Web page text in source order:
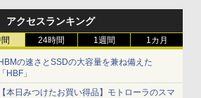
アクセスランキング
24時間 1週間 1カ月
の速さとSSDの大容量を兼ね備えた
HBF」
本日みつけたお買い得品】モトローラのスマ